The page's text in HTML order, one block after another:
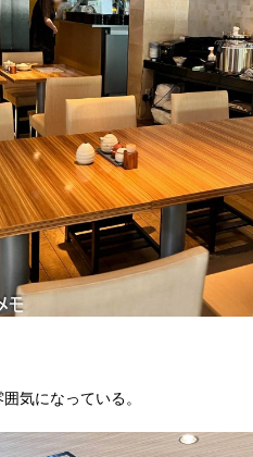
気になっている。